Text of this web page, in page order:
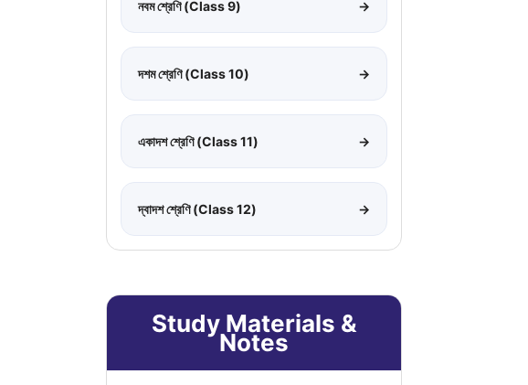
নবম শ্রেণি (Class 9) →
দশম শ্রেণি (Class 10) →
একাদশ শ্রেণি (Class 11) →
দ্বাদশ শ্রেণি (Class 12) →
Study Materials &
Notes